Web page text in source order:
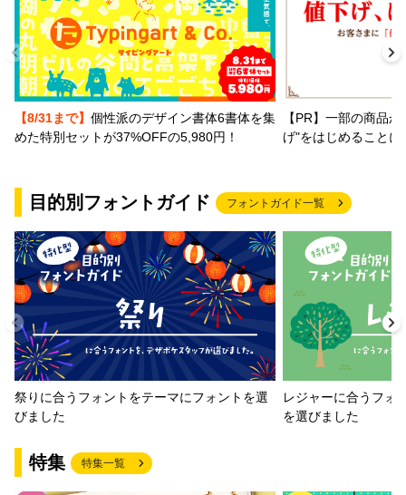
【8/31まで】 個性派のデザイン書体6書体を集
めた特別セットが37%OFFの5,980円！
【PR】一部の商品
げ"をはじめること
目的別フォントガイド フォントガイド一覧
祭りに合うフォントをテーマにフォントを選
びました
レジャーに合うフォ
を選びました
特集 特集一覧